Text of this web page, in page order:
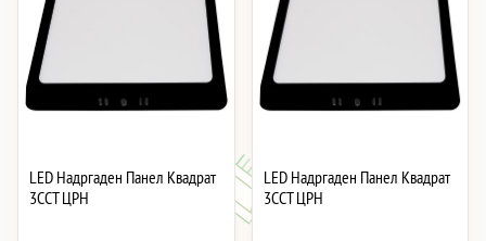
LED Надргаден Панел Квадрат
3CCT ЦРН
LED Надргаден Панел Квадрат
3CCT ЦРН